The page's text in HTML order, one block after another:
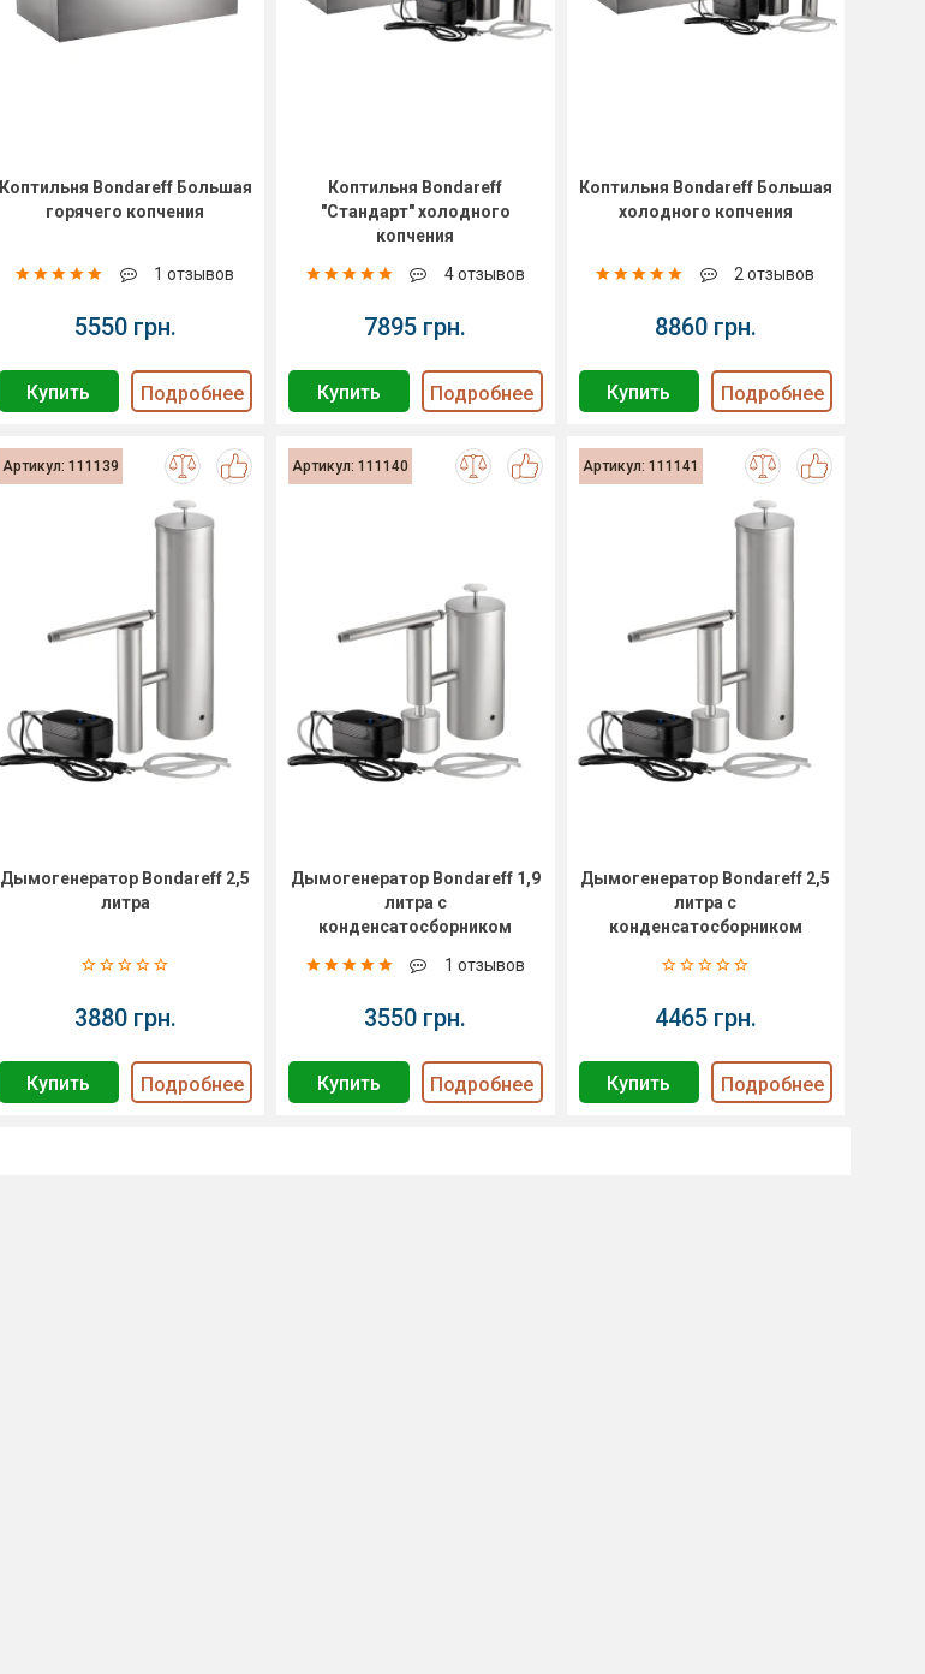
Коптильня Bondareff Большая
горячего копчения
1 отзывов
5550 грн.
Купить Подробнее
Коптильня Bondareff
"Стандарт" холодного
копчения
4 отзывов
7895 грн.
Купить Подробнее
Коптильня Bondareff Большая
холодного копчения
2 отзывов
8860 грн.
Купить Подробнее
Артикул: 111139
Дымогенератор Bondareff 2,5
литра
3880 грн.
Купить Подробнее
Артикул: 111140
Дымогенератор Bondareff 1,9
литра с
конденсатосборником
1 отзывов
3550 грн.
Купить Подробнее
Артикул: 111141
Дымогенератор Bondareff 2,5
литра с
конденсатосборником
4465 грн.
Купить Подробнее